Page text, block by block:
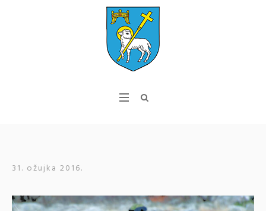
31. ožujka 2016.